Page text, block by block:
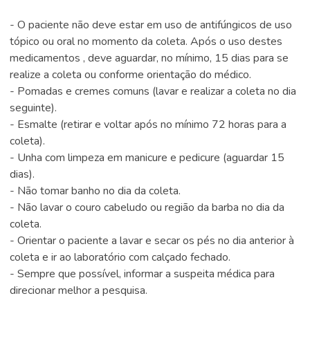
- O paciente não deve estar em uso de antifúngicos de uso
tópico ou oral no momento da coleta. Após o uso destes
medicamentos , deve aguardar, no mínimo, 15 dias para se
realize a coleta ou conforme orientação do médico.
- Pomadas e cremes comuns (lavar e realizar a coleta no dia
seguinte).
- Esmalte (retirar e voltar após no mínimo 72 horas para a
coleta).
- Unha com limpeza em manicure e pedicure (aguardar 15
dias).
- Não tomar banho no dia da coleta.
- Não lavar o couro cabeludo ou região da barba no dia da
coleta.
- Orientar o paciente a lavar e secar os pés no dia anterior à
coleta e ir ao laboratório com calçado fechado.
- Sempre que possível, informar a suspeita médica para
direcionar melhor a pesquisa.